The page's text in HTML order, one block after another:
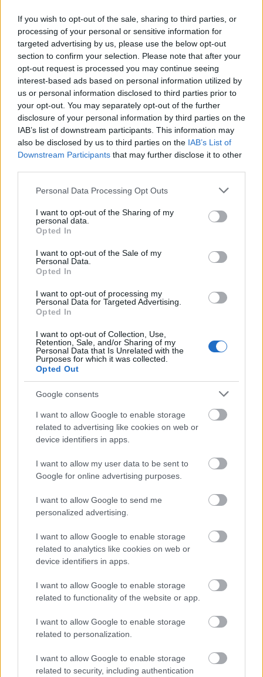
If you wish to opt-out of the sale, sharing to third parties, or
processing of your personal or sensitive information for
targeted advertising by us, please use the below opt-out
section to confirm your selection. Please note that after your
opt-out request is processed you may continue seeing
interest-based ads based on personal information utilized by
us or personal information disclosed to third parties prior to
your opt-out. You may separately opt-out of the further
disclosure of your personal information by third parties on the
IAB’s list of downstream participants. This information may
also be disclosed by us to third parties on the IAB’s List of
Downstream Participants that may further disclose it to other
Please note that this website/app uses one or more Google
not limited to your visit or usage behaviour. You may click to
grant or deny consent to Google and its third-party tags to
use your data for below specified purposes in below Google
consent section.
Personal Data Processing Opt Outs
I want to opt-out of the Sharing of my
personal data.
Opted In
I want to opt-out of the Sale of my
Personal Data.
Opted In
I want to opt-out of processing my
Personal Data for Targeted Advertising.
Opted In
I want to opt-out of Collection, Use,
Retention, Sale, and/or Sharing of my
Personal Data that Is Unrelated with the
Purposes for which it was collected.
Opted Out
Google consents
I want to allow Google to enable storage
related to advertising like cookies on web or
device identifiers in apps.
I want to allow my user data to be sent to
Google for online advertising purposes.
I want to allow Google to send me
personalized advertising.
I want to allow Google to enable storage
related to analytics like cookies on web or
device identifiers in apps.
I want to allow Google to enable storage
related to functionality of the website or app.
I want to allow Google to enable storage
related to personalization.
I want to allow Google to enable storage
related to security, including authentication
A harmadik oltás felvételére kérnek
mindenkit. Nem lesz általános kötelező
oltás. Amint engedélyezi uniós, vagy magyar
hatóság megkezdődhet az 5 - 11 évesek
oltása. Maradnak a csökkentett rezsiárak.
480 forintban maximalizálják az
üzemanyagok árát. Önkénteseket várnak a
határra. A kormány tervezi a Liszt Ferenc
Repülőtér harmadik termináljának
felépítését. Nem lesz itthon élelmiszerhiány.
Az oltás a különbség
Tegnap 8394 új fertőzött volt és elhunyt 132
beteg -ismertette Gulyás Gergely,
Miniszterelnökséget vezető miniszter a
Kormányinfón.
Ez a hullám annyiban különbözik a korábbi
hullámoktól, hogy van ellene fegyverünk, ez az
oltás - tette hozzá.
Aki oltást kap, azok közül 100 emberből
egy betegszik meg
és az is enyhébb tünetekkel vészeli át a
betegséget - hangsúlyozta.
Kell a harmadik oltás
A múlt héten a Pfizer is nyilvánosságra hozta
vizsgálati eredményeit, és azt tapasztalták,